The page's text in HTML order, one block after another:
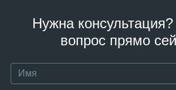
Нужна
вопрос прямо